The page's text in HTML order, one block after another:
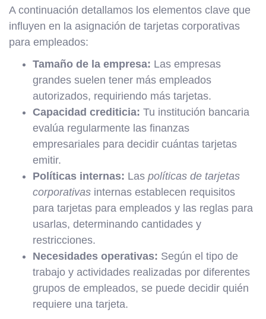
A continuación detallamos los elementos clave que
influyen en la asignación de tarjetas corporativas
para empleados:
Tamaño de la empresa: Las empresas
grandes suelen tener más empleados
autorizados, requiriendo más tarjetas.
Capacidad crediticia: Tu institución bancaria
evalúa regularmente las finanzas
empresariales para decidir cuántas tarjetas
emitir.
Políticas internas: Las políticas de tarjetas
corporativas internas establecen requisitos
para tarjetas para empleados y las reglas para
usarlas, determinando cantidades y
restricciones.
Necesidades operativas: Según el tipo de
trabajo y actividades realizadas por diferentes
grupos de empleados, se puede decidir quién
requiere una tarjeta.